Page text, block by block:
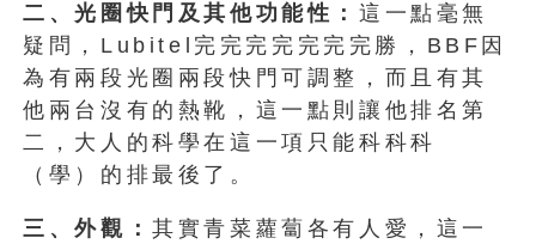
二、光圈快門及其他功能性： 這一點毫無
疑問，Lubitel完完完完完完完勝，BBF因
為有兩段光圈兩段快門可調整，而且有其
他兩台沒有的熱靴，這一點則讓他排名第
二，大人的科學在這一項只能科科科
（學）的排最後了。
三、外觀：其實青菜蘿蔔各有人愛，這一